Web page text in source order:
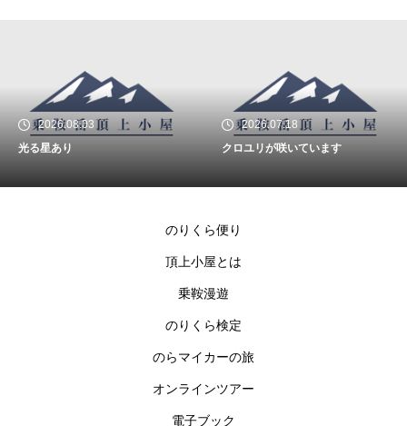
2026.08.03
光る星あり
2026.07.18
クロユリが咲いています
のりくら便り
頂上小屋とは
乗鞍漫遊
のりくら検定
のらマイカーの旅
オンラインツアー
電子ブック